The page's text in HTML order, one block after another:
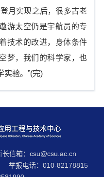
月实现之后，很多古老
游太空仍是宇航员的专
技术的改进，身体条件
梦，我们的科学家，也
实验。”(完)
长信箱：csu@csu.ac.cn
举报电话：010-82178815